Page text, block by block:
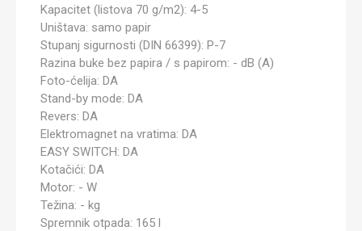
Kapacitet (listova 70 g/m2): 4-5
Uništava: samo papir
Stupanj sigurnosti (DIN 66399): P-7
Razina buke bez papira / s papirom: - dB (A)
Foto-ćelija: DA
Stand-by mode: DA
Revers: DA
Elektromagnet na vratima: DA
EASY SWITCH: DA
Kotačići: DA
Motor: - W
Težina: - kg
Spremnik otpada: 165 l